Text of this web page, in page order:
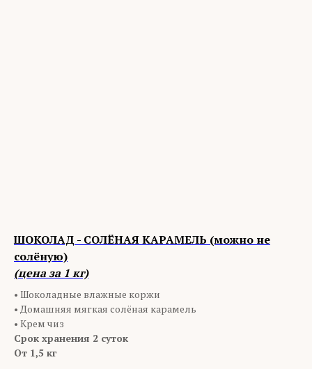
ШОКОЛАД - СОЛЁНАЯ КАРАМЕЛЬ (можно не
солёную)
(цена за 1 кг)
• Шоколадные влажные коржи
• Домашняя мягкая солёная карамель
• Крем чиз
Срок хранения 2 суток
От 1,5 кг